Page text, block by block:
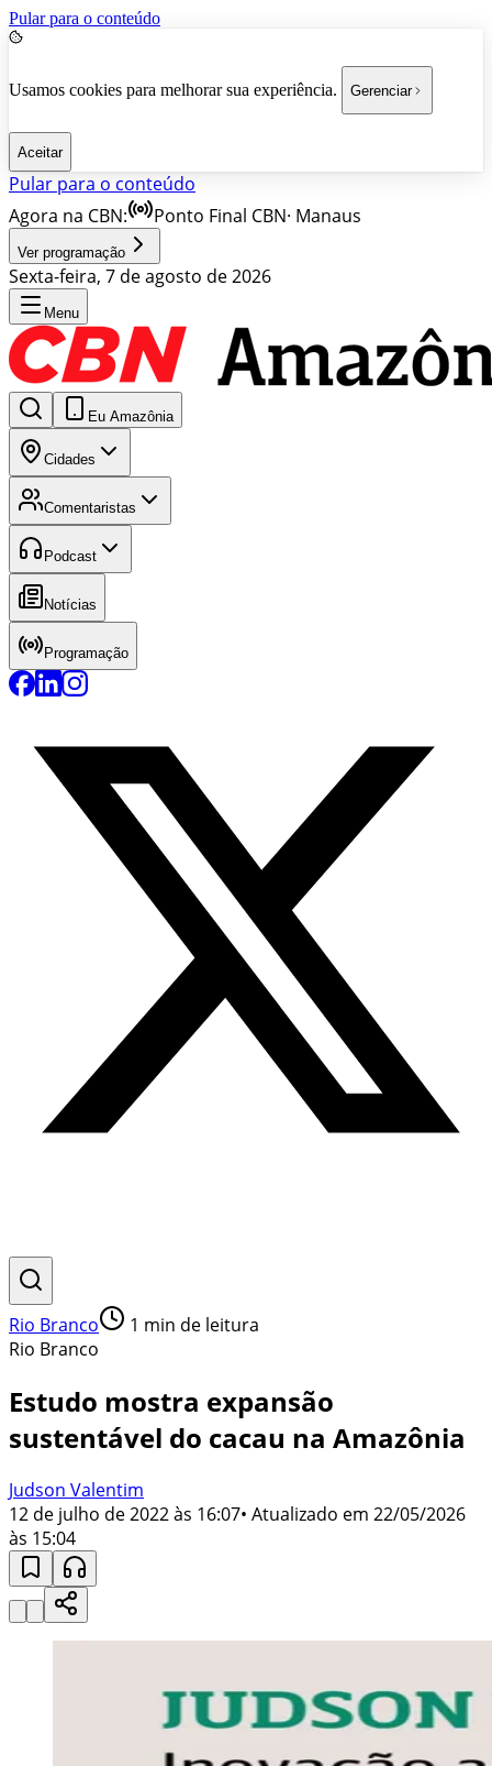
Pular para o conteúdo
Usamos cookies para melhorar sua experiência. Gerenciar
Aceitar
Pular para o conteúdo
Agora na CBN:
Ponto Final CBN· Manaus
Ver programação
Sexta-feira, 7 de agosto de 2026
Menu
Eu Amazônia
Cidades
Comentaristas
Podcast
Notícias
Programação
Rio Branco 1 min de leitura
Rio Branco
Estudo mostra expansão
sustentável do cacau na Amazônia
Judson Valentim
12 de julho de 2022 às 16:07• Atualizado em 22/05/2026
às 15:04